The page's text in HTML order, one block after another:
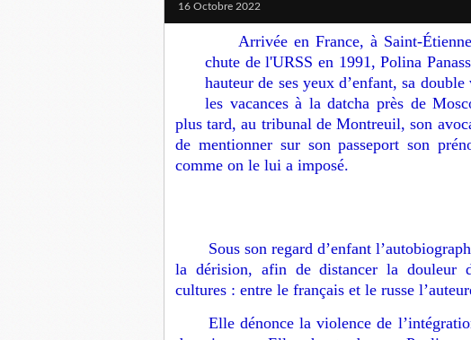
16 Octobre 2022
Arrivée en France, à Saint-
chute de l'URSS en 1991, Polina
hauteur de ses yeux d’enfant, sa
les vacances à la datcha près de
plus tard, au tribunal de Montreuil, son
de mentionner sur son passeport son
comme on le lui a imposé.
Sous son regard d’enfant
la dérision, afin de distancer la douleur
cultures : entre le français et le russe
Elle dénonce la violence de